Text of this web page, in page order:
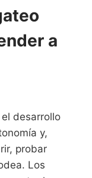
a
desarrollo
y,
probar
Los